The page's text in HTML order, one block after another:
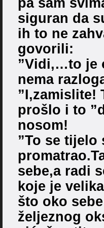
siguran da
ih to ne
govorili:
”Vidi,…to je
nema
”I,zamislite!
prošlo i to
nosom!
”To se tijelo
sebe,a radi
koje je
što oko
željeznog